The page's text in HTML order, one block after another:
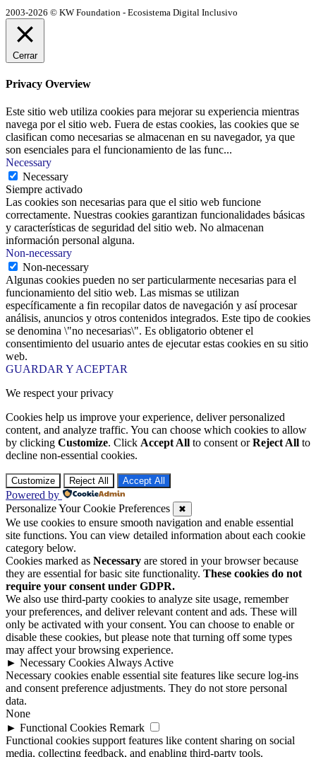
2003-2026 © KW Foundation - Ecosistema Digital Inclusivo
Cerrar
Privacy Overview
Este sitio web utiliza cookies para mejorar su experiencia mientras
navega por el sitio web. Fuera de estas cookies, las cookies que se
clasifican como necesarias se almacenan en su navegador, ya que
son esenciales para el funcionamiento de las func...
Necessary
Necessary
Siempre activado
Las cookies son necesarias para que el sitio web funcione
correctamente. Nuestras cookies garantizan funcionalidades básicas
y características de seguridad del sitio web. No almacenan
información personal alguna.
Non-necessary
Non-necessary
Algunas cookies pueden no ser particularmente necesarias para el
funcionamiento del sitio web. Las mismas se utilizan
específicamente a fin recopilar datos de navegación y así procesar
análisis, anuncios y otros contenidos integrados. Este tipo de cookies
se denomina \"no necesarias\". Es obligatorio obtener el
consentimiento del usuario antes de ejecutar estas cookies en su sitio
web.
GUARDAR Y ACEPTAR
We respect your privacy
Cookies help us improve your experience, deliver personalized
content, and analyze traffic. You can choose which cookies to allow
by clicking Customize. Click Accept All to consent orReject All to
decline non-essential cookies.
Customize Reject All Accept All
Powered by
Personalize Your Cookie Preferences
✖
We use cookies to ensure smooth navigation and enable essential
site functions. You can view detailed information about each cookie
category below.
Cookies marked as Necessary are stored in your browser because
they are essential for basic site functionality. These cookies do not
require your consent under GDPR.
We also use third-party cookies to analyze site usage, remember
your preferences, and deliver relevant content and ads. These will
only be activated with your consent. You can choose to enable or
disable these cookies, but please note that turning off some types
may affect your browsing experience.
► Necessary Cookies Always Active
Necessary cookies enable essential site features like secure log-ins
and consent preference adjustments. They do not store personal
data.
None
► Functional Cookies Remark
Functional cookies support features like content sharing on social
media, collecting feedback, and enabling third-party tools.